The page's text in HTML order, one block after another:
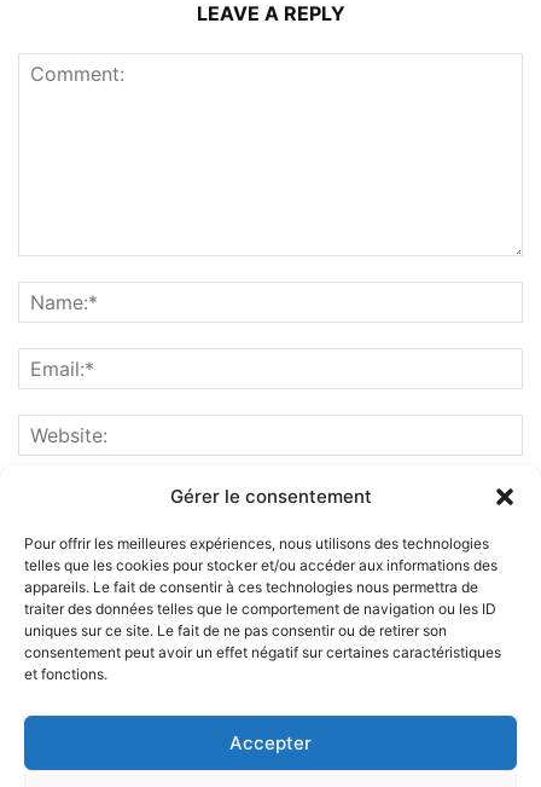
Gérer le consentement
Pour offrir les meilleures expériences, nous utilisons des technologies
telles que les cookies pour stocker et/ou accéder aux informations des
appareils. Le fait de consentir à ces technologies nous permettra de
traiter des données telles que le comportement de navigation ou les ID
uniques sur ce site. Le fait de ne pas consentir ou de retirer son
consentement peut avoir un effet négatif sur certaines caractéristiques
et fonctions.
Accepter
LEAVE A REPLY
ABOUT US